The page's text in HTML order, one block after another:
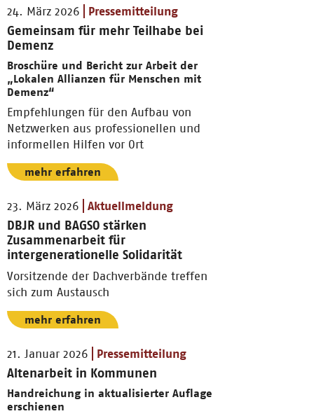
24. März 2026 Pressemitteilung
Gemeinsam für mehr Teilhabe bei
Demenz
Broschüre und Bericht zur Arbeit der
„Lokalen Allianzen für Menschen mit
Demenz“
Empfehlungen für den Aufbau von
Netzwerken aus professionellen und
informellen Hilfen vor Ort
mehr erfahren
23. März 2026 Aktuellmeldung
DBJR und BAGSO stärken
Zusammenarbeit für
intergenerationelle Solidarität
Vorsitzende der Dachverbände treffen
sich zum Austausch
mehr erfahren
21. Januar 2026 Pressemitteilung
Altenarbeit in Kommunen
Handreichung in aktualisierter Auflage
erschienen